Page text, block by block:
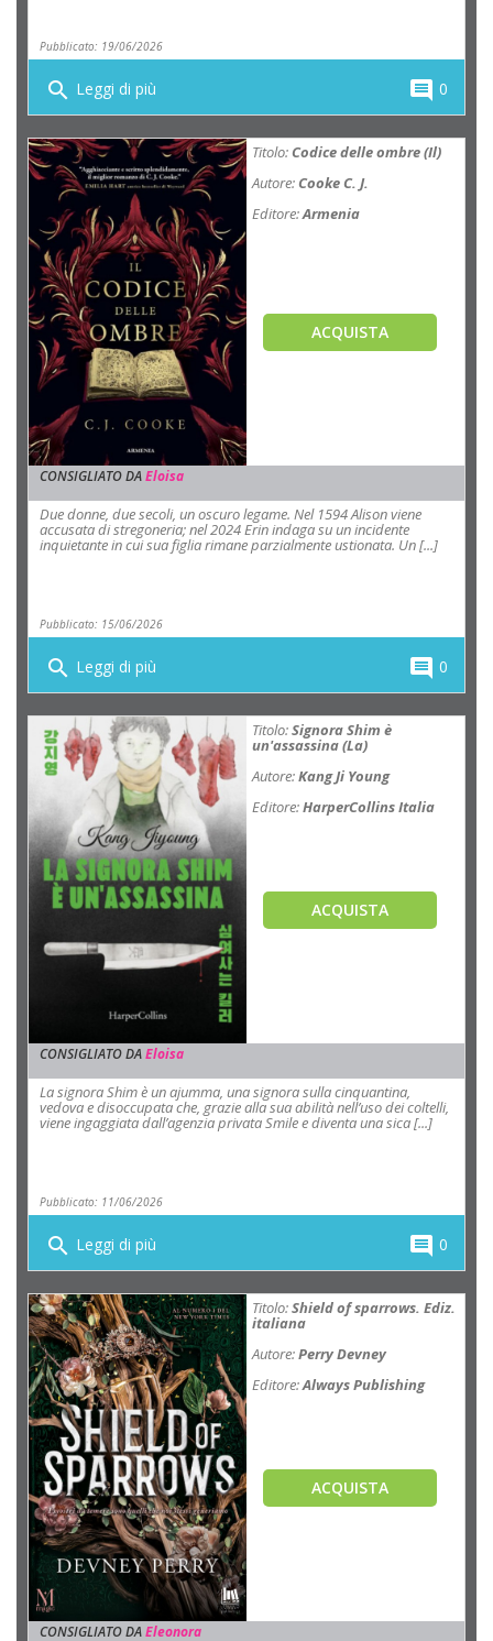
Pubblicato: 19/06/2026
search Leggi di più comment 0
Titolo:Codice delle ombre (Il)
Autore:Cooke C. J.
Editore:Armenia
ACQUISTA
CONSIGLIATO DAEloisa
Due donne, due secoli, un oscuro legame. Nel 1594 Alison viene
accusata di stregoneria; nel 2024 Erin indaga su un incidente
inquietante in cui sua figlia rimane parzialmente ustionata. Un [...]
Pubblicato: 15/06/2026
search Leggi di più comment 0
Titolo:Signora Shim è
un'assassina (La)
Autore:Kang Ji Young
Editore:HarperCollins Italia
ACQUISTA
CONSIGLIATO DAEloisa
La signora Shim è un ajumma, una signora sulla cinquantina,
vedova e disoccupata che, grazie alla sua abilità nell’uso dei coltelli,
viene ingaggiata dall’agenzia privata Smile e diventa una sica [...]
Pubblicato: 11/06/2026
search Leggi di più comment 0
Titolo:Shield of sparrows. Ediz.
italiana
Autore:Perry Devney
Editore:Always Publishing
ACQUISTA
CONSIGLIATO DAEleonora